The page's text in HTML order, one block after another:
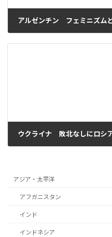
アルゼンチン フェミニズム
ウクライナ 敗北なしにロシ
アジア・太平洋
アフガニスタン
インド
インドネシア